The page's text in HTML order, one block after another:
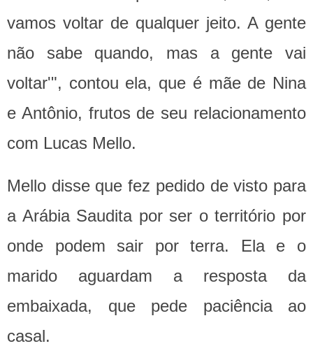
vamos voltar de qualquer jeito. A gente
não sabe quando, mas a gente vai
voltar'", contou ela, que é mãe de Nina
e Antônio, frutos de seu relacionamento
com Lucas Mello.
Mello disse que fez pedido de visto para
a Arábia Saudita por ser o território por
onde podem sair por terra. Ela e o
marido aguardam a resposta da
embaixada, que pede paciência ao
casal.